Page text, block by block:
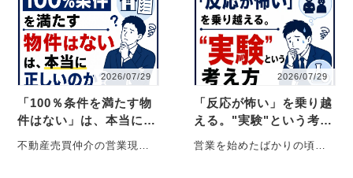
き・・・
2026/07/29
「100％条件を満たす物
件はない」は、本当に正
しいのか？【不動産売買
仲介営業】
不動産売買仲介の営業現場
2026/07/29
「反応が怖い」を乗り越
える。"実験"という考え
方【不動産売買仲介営
業】
営業を始めたばかりの頃、